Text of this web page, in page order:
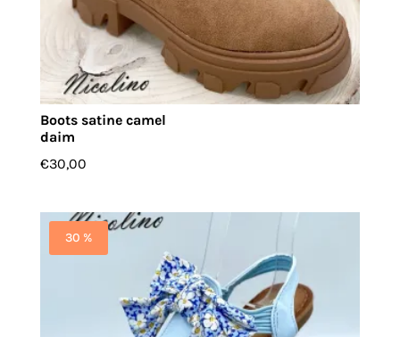
Boots satine camel
daim
€30,00
30 %